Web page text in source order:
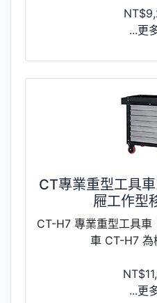
...更
CT專業重型工具
屜工作型
CT-H7 專業重型工具車
車 CT-H7 為
...更